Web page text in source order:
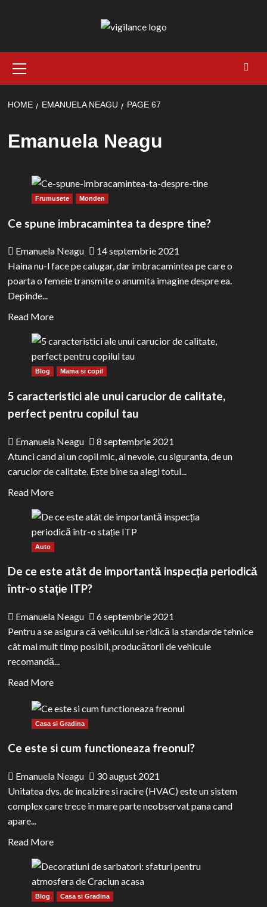
Menu
HOME EMANUELA NEAGU PAGE 67
Emanuela Neagu
Frumusete Monden
Ce spune imbracamintea ta despre tine?
Emanuela Neagu
14 septembrie 2021
Haina nu-l face pe calugar, dar imbracamintea pe care o
poarta o femeie transmite o anumita imagine despre ea.
Depinde...
Read MoreRead
about
Ce
spune
imbracamintea
despre
Blog Mama si copil
5 caracteristici ale unui carucior de calitate,
perfect pentru copilul tau
Emanuela Neagu
8 septembrie 2021
Atunci cand ai un copil mic, ai nevoie, cu siguranta, de un
carucior de calitate. Este bine sa alegi totul...
Read MoreRead
about
5
caracteristici
ale
carucior
calitate,
perfect
pentru
tau
Auto
De ce este atât de importantă inspecția periodică
într-o stație ITP?
Emanuela Neagu
6 septembrie 2021
Pentru a se asigura că vehiculul se ridică la standarde tehnice
cât mai mult timp posibil, producătorii de vehicule
recomandă...
Read MoreRead
about
De
ce
este
atât
importantă
într-
stație
ITP?
Casa si Gradina
Ce este si cum functioneaza freonul?
Emanuela Neagu
30 august 2021
Unitatea dvs. de incalzire si racire (HVAC) este un sistem
complex care trece in mare parte neobservat pana cand
apare...
Read MoreRead
about
Ce
este
Blog Casa si Gradina